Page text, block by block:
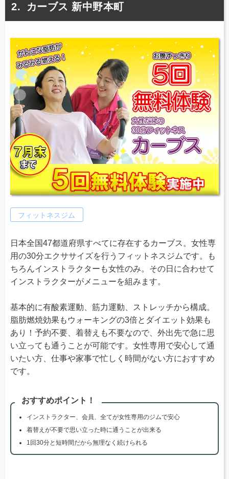
カーブス 新中野本町
フィットネスジム
日本全国47都道府県すべてに存在するカーブス。女性専
用の30分エクササイズを行うフィットネスジムです。も
ちろんインストラクターも女性のみ。その日に合わせて
インストラクターがメニューを組みます。
基本的に有酸素運動、筋力運動、ストレッチから構成。
脂肪燃焼効果もウォーキングの3倍とダイエット効果も
あり！予約不要、着替えも不要なので、外出先で急に思
い立っても通うことが可能です。女性専用で安心して通
いたい方、仕事や家事で忙しく時間がない方におすすめ
です。
おすすめポイント！
インストラクター、会員、全てが女性専用のジムで安心
着替えが不要で思い立った時に通うことが出来る
1回30分と短時間だから無理なく続けられる